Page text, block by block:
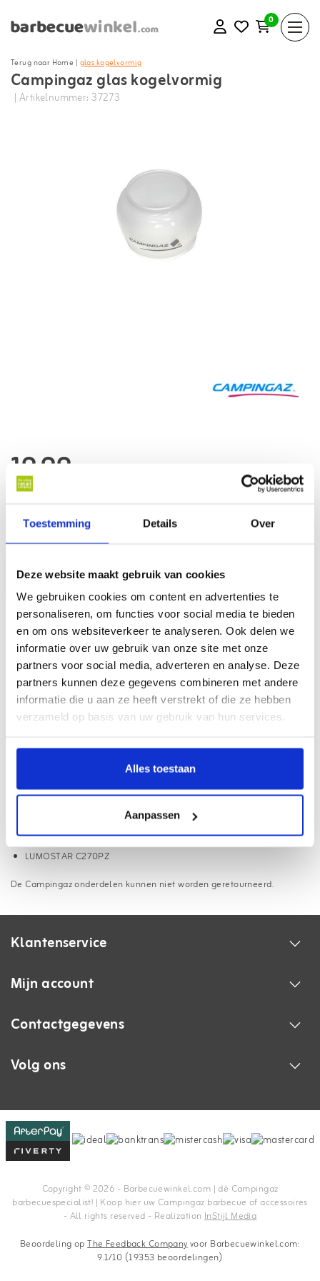
Toestemming Details Over
Deze website maakt gebruik van cookies
We gebruiken cookies om content en advertenties te
personaliseren, om functies voor social media te bieden
en om ons websiteverkeer te analyseren. Ook delen we
informatie over uw gebruik van onze site met onze
partners voor social media, adverteren en analyse. Deze
partners kunnen deze gegevens combineren met andere
informatie die u aan ze heeft verstrekt of die ze hebben
verzameld op basis van uw gebruik van hun services.
Alles toestaan
Aanpassen
0
Terug naar Home | glas kogelvormig
Campingaz glas kogelvormig
| Artikelnummer: 37273
19,99
Op werkdagen voor 17 u besteld, binnen 1 werkdag thuisbezorgd*
In winkelwagen
Al online sinds2007
Webwinkel metThuiswinkel Waarborg
Haal uw pakket op bij3500+ afhaalpunten
Gratisverzending vanaf €75,- (NL/BE)
Glas kogelvormig, geschikt voor de onderstaande modellen:
BIVOUAC
LUMOSTAR C270PZ
De Campingaz onderdelen kunnen niet worden geretourneerd.
Klantenservice
Mijn account
Contactgegevens
Volg ons
Copyright © 2026 - Barbecuewinkel.com | dé Campingaz
barbecuespecialist! | Koop hier uw Campingaz barbecue of accessoires
- All rights reserved - Realization InStijl Media
Beoordeling opThe Feedback Companyvoor Barbecuewinkel.com:
9.1/10 (19353 beoordelingen)